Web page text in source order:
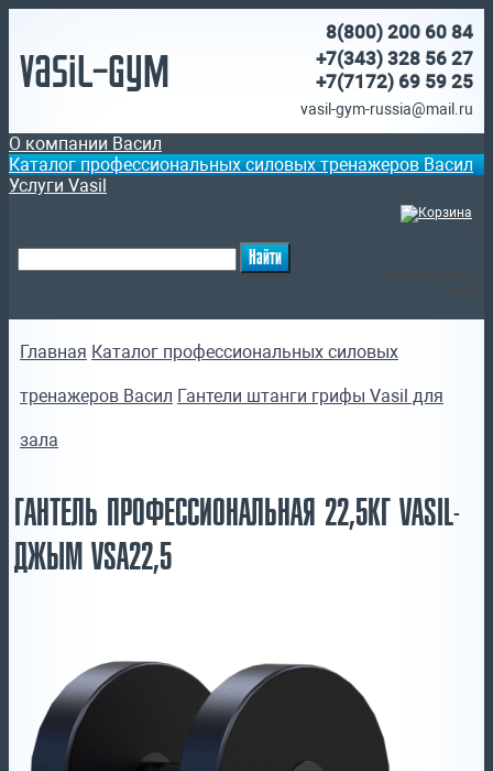
Vasil-Gym
8(800) 200 60 84
+7(343) 328 56 27
+7(7172) 69 59 25
vasil-gym-russia@mail.ru
О компании Васил
Каталог профессиональных силовых тренажеров Васил
Услуги Vasil
Главная Каталог профессиональных силовых
тренажеров Васил Гантели штанги грифы Vasil для
зала
ГАНТЕЛЬ ПРОФЕССИОНАЛЬНАЯ 22,5КГ VASIL-
ДЖЫМ VSA22,5